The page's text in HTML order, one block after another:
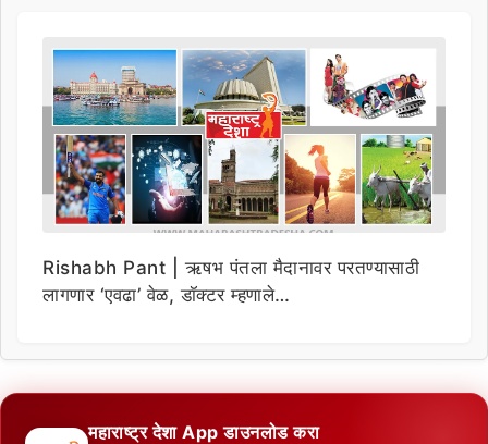
Rishabh Pant | ऋषभ पंतला मैदानावर परतण्यासाठी
लागणार ‘एवढा’ वेळ, डॉक्टर म्हणाले…
महाराष्ट्र देशा App डाउनलोड करा